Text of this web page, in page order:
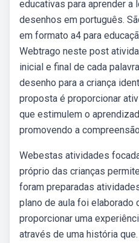
educativas para aprender a
desenhos em português.
em formato a4 para
Webtrago neste post
inicial e final de cada
desenho para a criança
proposta é proporcionar
que estimulem o
promovendo a
Webestas atividades
próprio das crianças
foram preparadas
plano de aula foi elaborado
proporcionar uma
através de uma história